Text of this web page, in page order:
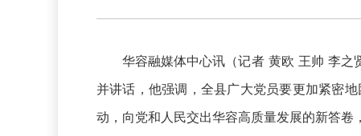
华容融媒体中心讯（记者 黄欧 王帅 李之
并讲话，他强调，全县广大党员要更加紧密
动，向党和人民交出华容高质量发展的新答